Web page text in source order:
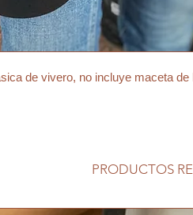
de vivero, no incluye maceta de
PRODUCTOS